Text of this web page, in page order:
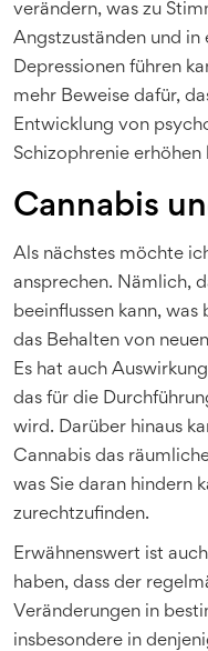
verändern, was zu
Angstzuständen und in
Depressionen führen
mehr Beweise dafür,
Entwicklung von
Schizophrenie erhöhen
Cannabis
Als nächstes möchte
ansprechen. Nämlich,
beeinflussen kann, was
das Behalten von
Es hat auch
das für die
wird. Darüber hinaus
Cannabis das
was Sie daran hindern
zurechtzufinden.
Erwähnenswert ist
haben, dass der
Veränderungen in
insbesondere in